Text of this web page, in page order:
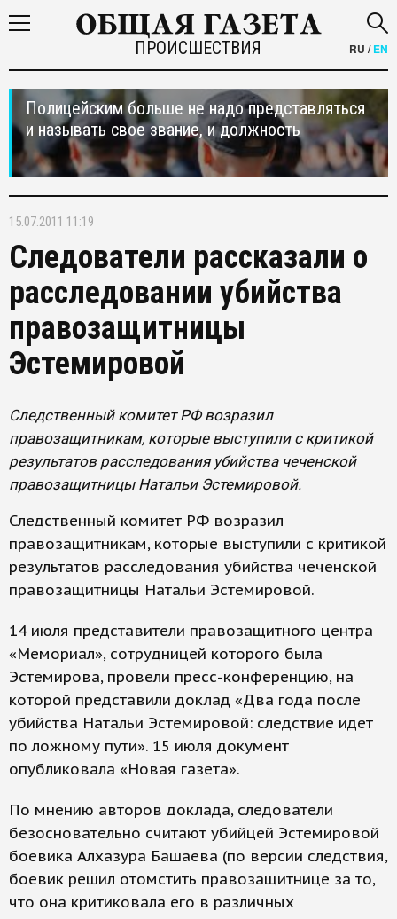
ПРОИСШЕСТВИЯ RU /EN
Полицейским больше не надо представляться
и называть свое звание, и должность
15.07.2011 11:19
Следователи рассказали о
расследовании убийства
правозащитницы
Эстемировой
Следственный комитет РФ возразил
правозащитникам, которые выступили с критикой
результатов расследования убийства чеченской
правозащитницы Натальи Эстемировой.
Следственный комитет РФ возразил
правозащитникам, которые выступили с критикой
результатов расследования убийства чеченской
правозащитницы Натальи Эстемировой.
14 июля представители правозащитного центра
«Мемориал», сотрудницей которого была
Эстемирова, провели пресс-конференцию, на
которой представили доклад «Два года после
убийства Натальи Эстемировой: следствие идет
по ложному пути». 15 июля документ
опубликовала «Новая газета».
По мнению авторов доклада, следователи
безосновательно считают убийцей Эстемировой
боевика Алхазура Башаева (по версии следствия,
боевик решил отомстить правозащитнице за то,
что она критиковала его в различных